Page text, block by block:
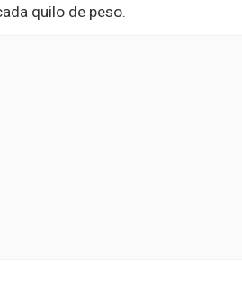
quilo de peso.